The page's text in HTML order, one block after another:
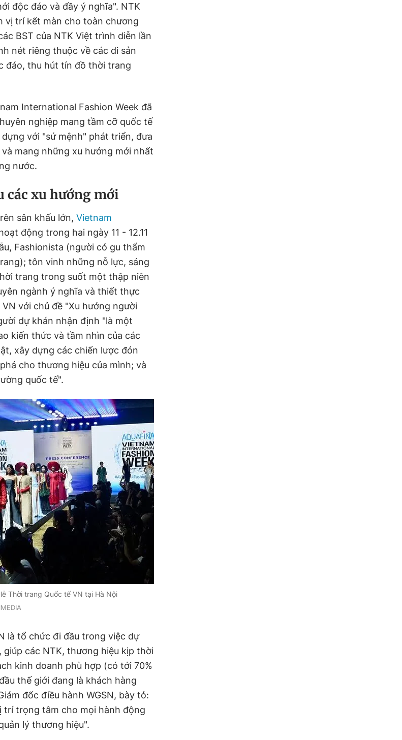
độc đáo và đầy ý nghĩa". NTK
vị trí kết màn cho toàn chương
BST của NTK Việt trình diễn lần
nét riêng thuộc về các di sản
đáo, thu hút tín đồ thời trang
International Fashion Week đã
nghiệp mang tầm cỡ quốc tế
với "sứ mệnh" phát triển, đưa
mang những xu hướng mới nhất
nước.
các xu hướng mới
sân khấu lớn, Vietnam
động trong hai ngày 11 - 12.11
Fashionista (người có gu thẩm
tôn vinh những nỗ lực, sáng
trang trong suốt một thập niên
ngành ý nghĩa và thiết thực
với chủ đề "Xu hướng người
dự khán nhận định "là một
kiến thức và tầm nhìn của các
xây dựng các chiến lược đón
cho thương hiệu của mình; và
quốc tế".
Thời trang Quốc tế VN tại Hà Nội
là tổ chức đi đầu trong việc dự
các NTK, thương hiệu kịp thời
kinh doanh phù hợp (có tới 70%
thế giới đang là khách hàng
đốc điều hành WGSN, bày tỏ:
trí trọng tâm cho mọi hành động
lý thương hiệu".